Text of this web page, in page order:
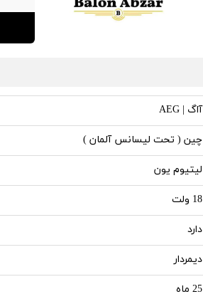
آاگ | AEG
چین ( تحت لیسانس آلمان )
لیتیوم یون
18 ولت
دارد
دیمردار
25 ماه